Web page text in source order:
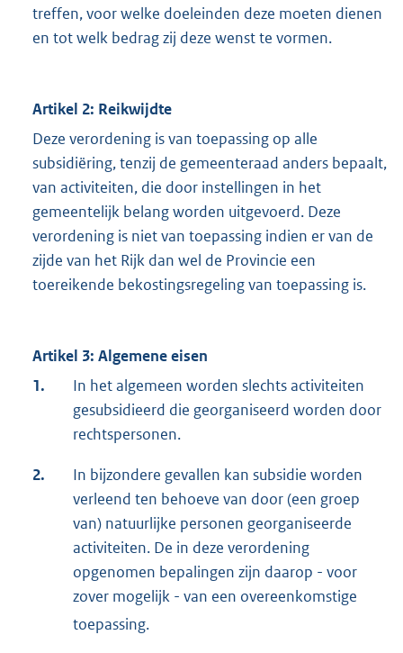
treffen, voor welke doeleinden deze moeten dienen
en tot welk bedrag zij deze wenst te vormen.
Artikel 2: Reikwijdte
Deze verordening is van toepassing op alle
subsidiëring, tenzij de gemeenteraad anders bepaalt,
van activiteiten, die door instellingen in het
gemeentelijk belang worden uitgevoerd. Deze
verordening is niet van toepassing indien er van de
zijde van het Rijk dan wel de Provincie een
toereikende bekostingsregeling van toepassing is.
Artikel 3: Algemene eisen
1.
In het algemeen worden slechts activiteiten
gesubsidieerd die georganiseerd worden door
rechtspersonen.
2.
In bijzondere gevallen kan subsidie worden
verleend ten behoeve van door (een groep
van) natuurlijke personen georganiseerde
activiteiten. De in deze verordening
opgenomen bepalingen zijn daarop - voor
zover mogelijk - van een overeenkomstige
toepassing.